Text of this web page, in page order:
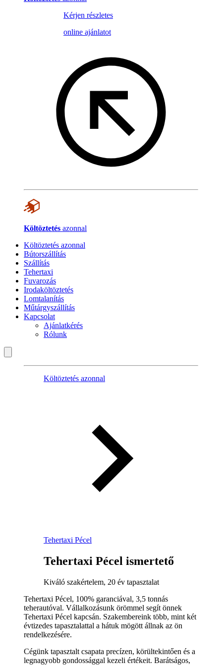
Kérjen részletes
online ajánlatot
Költöztetés azonnal
Költöztetés azonnal
Bútorszállítás
Szállítás
Tehertaxi
Fuvarozás
Irodaköltöztetés
Lomtalanítás
Műtárgyszállítás
Kapcsolat
Ajánlatkérés
Rólunk
Költöztetés azonnal
Tehertaxi Pécel
Tehertaxi Pécel ismertető
Kiváló szakértelem, 20 év tapasztalat
Tehertaxi Pécel, 100% garanciával, 3,5 tonnás
teherautóval. Vállalkozásunk örömmel segít önnek
Tehertaxi Pécel kapcsán. Szakembereink több, mint két
évtizedes tapasztalattal a hátuk mögött állnak az ön
rendelkezésére.
Cégünk tapasztalt csapata precízen, körültekintően és a
legnagyobb gondossággal kezeli értékeit. Barátságos,